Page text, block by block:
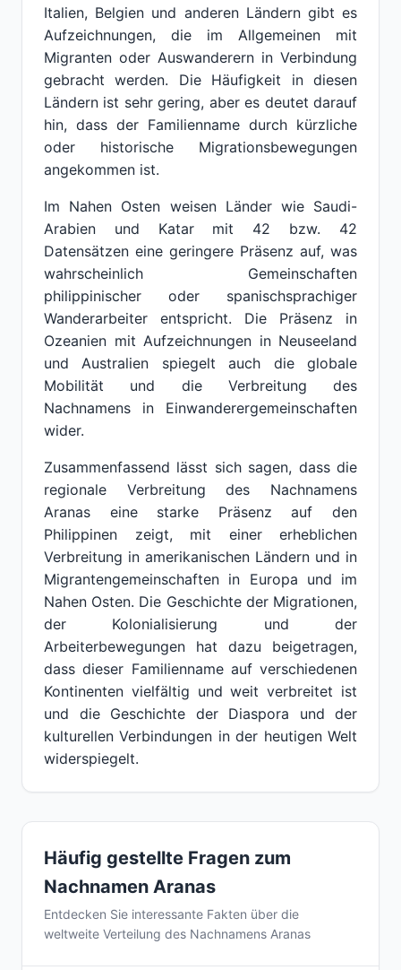
Italien, Belgien und anderen Ländern gibt es
Aufzeichnungen, die im Allgemeinen mit
Migranten oder Auswanderern in Verbindung
gebracht werden. Die Häufigkeit in diesen
Ländern ist sehr gering, aber es deutet darauf
hin, dass der Familienname durch kürzliche
oder historische Migrationsbewegungen
angekommen ist.
Im Nahen Osten weisen Länder wie Saudi-
Arabien und Katar mit 42 bzw. 42
Datensätzen eine geringere Präsenz auf, was
wahrscheinlich Gemeinschaften
philippinischer oder spanischsprachiger
Wanderarbeiter entspricht. Die Präsenz in
Ozeanien mit Aufzeichnungen in Neuseeland
und Australien spiegelt auch die globale
Mobilität und die Verbreitung des
Nachnamens in Einwanderergemeinschaften
wider.
Zusammenfassend lässt sich sagen, dass die
regionale Verbreitung des Nachnamens
Aranas eine starke Präsenz auf den
Philippinen zeigt, mit einer erheblichen
Verbreitung in amerikanischen Ländern und in
Migrantengemeinschaften in Europa und im
Nahen Osten. Die Geschichte der Migrationen,
der Kolonialisierung und der
Arbeiterbewegungen hat dazu beigetragen,
dass dieser Familienname auf verschiedenen
Kontinenten vielfältig und weit verbreitet ist
und die Geschichte der Diaspora und der
kulturellen Verbindungen in der heutigen Welt
widerspiegelt.
Häufig gestellte Fragen zum
Nachnamen Aranas
Entdecken Sie interessante Fakten über die
weltweite Verteilung des Nachnamens Aranas